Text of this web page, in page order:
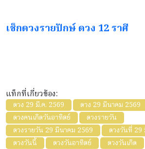
เช็กดวงรายปักษ์ ดวง 12 ราศี
แท็กที่เกี่ยวข้อง:
ดวง 29 มี.ค. 2569
ดวง 29 มีนาคม 2569
ดวงคนเกิดวันอาทิตย์
ดวงรายวัน
ดวงรายวัน 29 มีนาคม 2569
ดวงวันที่ 29
ดวงวันนี้
ดวงวันอาทิตย์ ดวงวันเกิด